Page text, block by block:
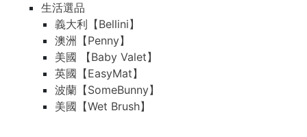
生活選品
義大利【Bellini】
澳洲【Penny】
美國 【Baby Valet】
英國【EasyMat】
波蘭【SomeBunny】
美國【Wet Brush】